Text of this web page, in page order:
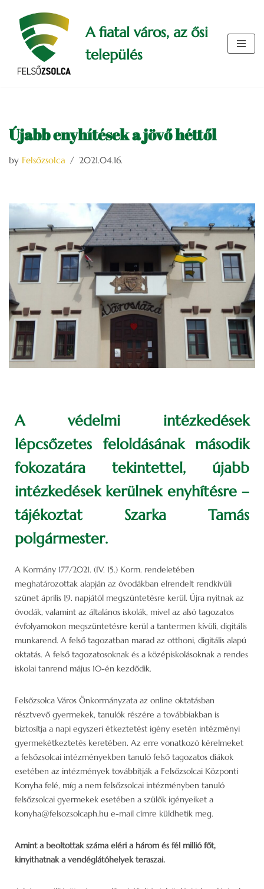
Skip
content
A fiatal város, az ősi
település
Újabb enyhítések a jövő héttől
by Felsőzsolca 2021.04.16.
A védelmi intézkedések
lépcsőzetes feloldásának második
fokozatára tekintettel, újabb
intézkedések kerülnek enyhítésre –
tájékoztat Szarka Tamás
polgármester.
A Kormány 177/2021. (IV. 15.) Korm. rendeletében
meghatározottak alapján az óvodákban elrendelt rendkívüli
szünet április 19. napjától megszüntetésre kerül. Újra nyitnak az
óvodák, valamint az általános iskolák, mivel az alsó tagozatos
évfolyamokon megszüntetésre kerül a tantermen kívüli, digitális
munkarend. A felső tagozatban marad az otthoni, digitális alapú
oktatás. A felső tagozatosoknak és a középiskolásoknak a rendes
iskolai tanrend május 10-én kezdődik.
Felsőzsolca Város Önkormányzata az online oktatásban
résztvevő gyermekek, tanulók részére a továbbiakban is
biztosítja a napi egyszeri étkeztetést igény esetén intézményi
gyermekétkeztetés keretében. Az erre vonatkozó kérelmeket
a felsőzsolcai intézményekben tanuló felső tagozatos diákok
esetében az intézmények továbbítják a Felsőzsolcai Központi
Konyha felé, míg a nem felsőzsolcai intézményben tanuló
felsőzsolcai gyermekek esetében a szülők igényeiket a
konyha@felsozsolcaph.hu e-mail címre küldhetik meg.
Amint a beoltottak száma eléri a három és fél millió főt,
kinyithatnak a vendéglátóhelyek teraszai.